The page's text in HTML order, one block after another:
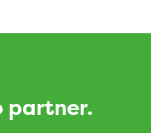
partner.